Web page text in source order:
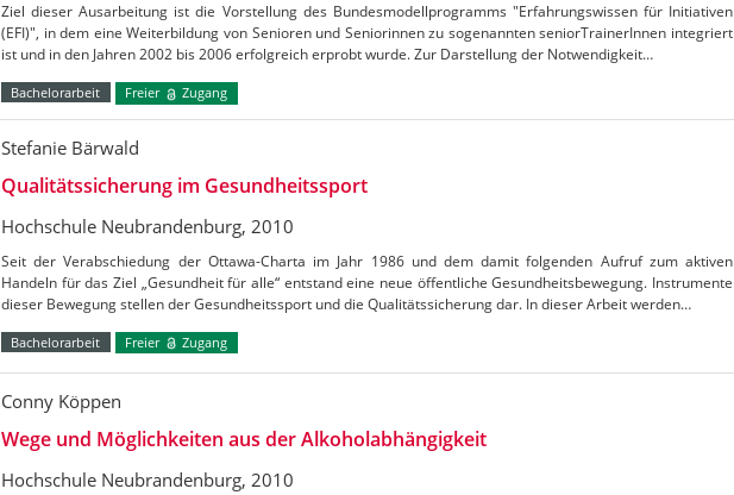
Ziel dieser Ausarbeitung ist die Vorstellung des Bundesmodellprogramms "Erfahrungswissen für Initiativen
(EFI)", in dem eine Weiterbildung von Senioren und Seniorinnen zu sogenannten seniorTrainerInnen integriert
ist und in den Jahren 2002 bis 2006 erfolgreich erprobt wurde. Zur Darstellung der Notwendigkeit…
Bachelorarbeit Freier Zugang
Stefanie Bärwald
Qualitätssicherung im Gesundheitssport
Hochschule Neubrandenburg, 2010
Seit der Verabschiedung der Ottawa-Charta im Jahr 1986 und dem damit folgenden Aufruf zum aktiven
Handeln für das Ziel „Gesundheit für alle“ entstand eine neue öffentliche Gesundheitsbewegung. Instrumente
dieser Bewegung stellen der Gesundheitssport und die Qualitätssicherung dar. In dieser Arbeit werden…
Bachelorarbeit Freier Zugang
Conny Köppen
Wege und Möglichkeiten aus der Alkoholabhängigkeit
Hochschule Neubrandenburg, 2010